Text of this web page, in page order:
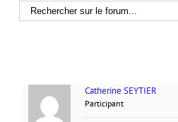
Catherine SEYTIER
Participant